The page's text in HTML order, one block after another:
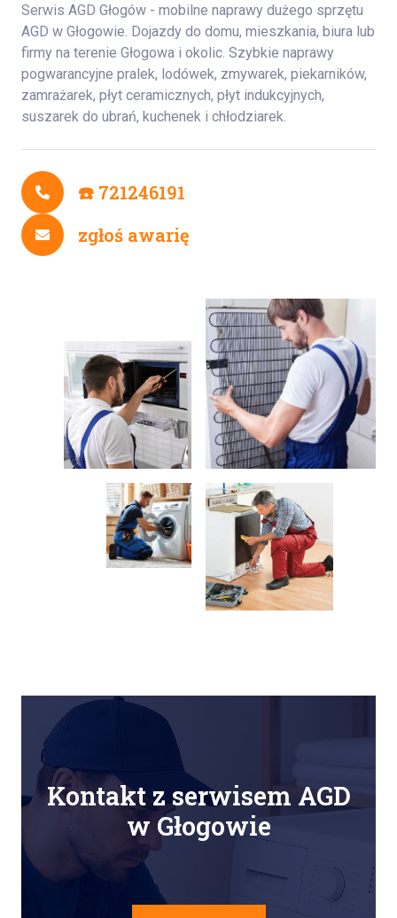
Serwis AGD Głogów - mobilne naprawy dużego sprzętu
AGD w Głogowie. Dojazdy do domu, mieszkania, biura lub
firmy na terenie Głogowa i okolic. Szybkie naprawy
pogwarancyjne pralek, lodówek, zmywarek, piekarników,
zamrażarek, płyt ceramicznych, płyt indukcyjnych,
suszarek do ubrań, kuchenek i chłodziarek.
☎️ 721246191
zgłoś awarię
Kontakt z serwisem AGD
w Głogowie